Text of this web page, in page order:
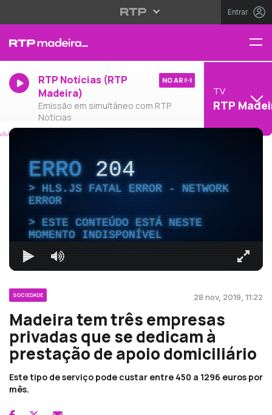
Entrar
RTP Notícias (RTP
Madeira)
Emissão em simultâneo com RTP
Notícias
NO AR
TV
RTP
ERRO204
HLS.JS FATAL ERROR - NETWORK
ERROR
ESTE CONTEÚDO ESTÁ NESTE
MOMENTO INDISPONÍVEL
SOCIEDADE 28 nov, 2019, 11:22
Madeira tem três empresas
privadas que se dedicam à
prestação de apoio domiciliário
Este tipo de serviço pode custar entre 450 a 1296 euros por
mês.